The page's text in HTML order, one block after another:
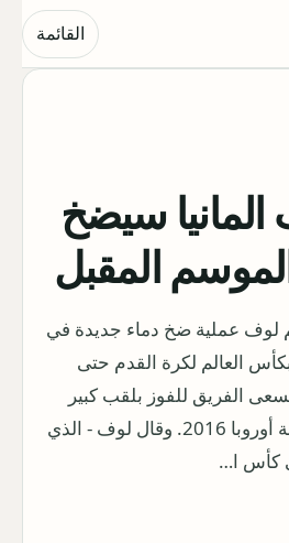
القائمة
سيضخ
المقبل
لوف عملية ضخ دماء جديدة في
بكأس العالم لكرة القدم حتى
الفريق للفوز بلقب كبير
آخر عندما تنطلق بطولة أوروبا 2016. وقال لوف - الذي
كأس ا…